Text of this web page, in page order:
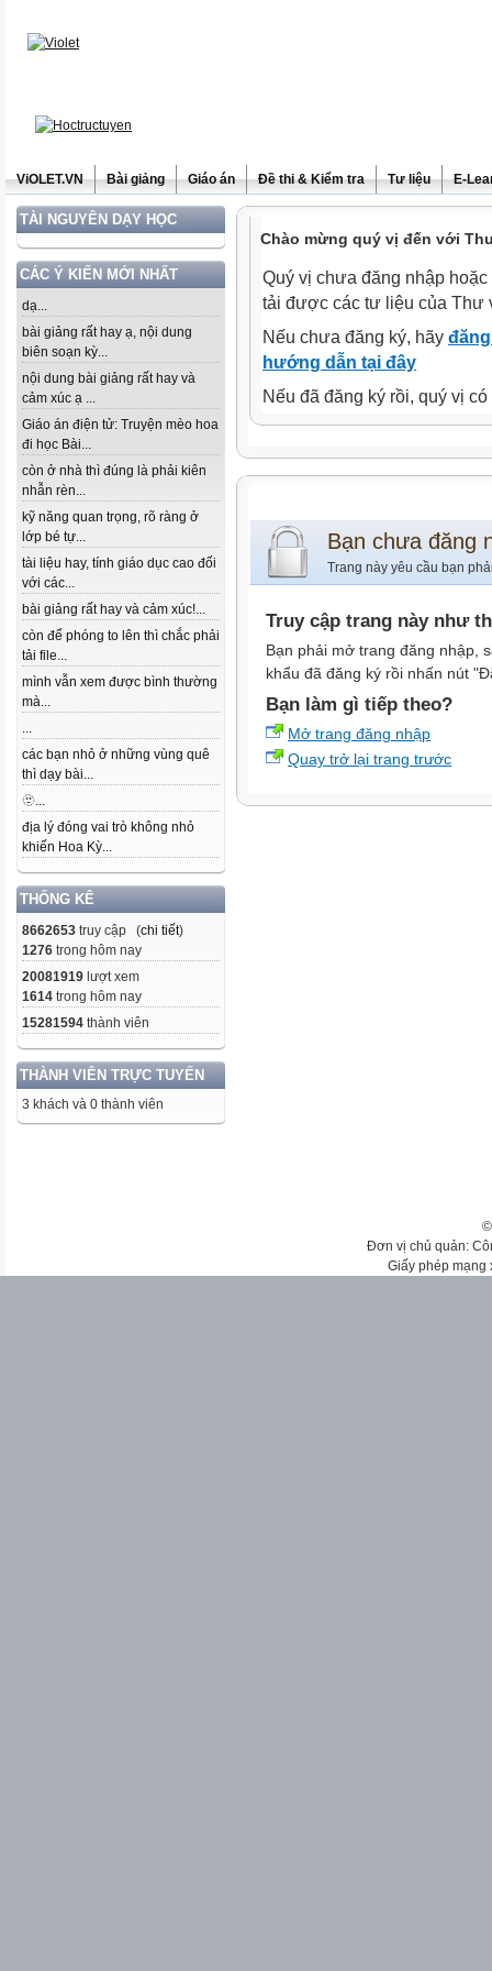
ViOLET.VN Bài giảng Giáo án Đề thi & Kiểm tra Tư liệu E-
TÀI NGUYÊN DẠY HỌC
CÁC Ý KIẾN MỚI NHẤT
dạ...
bài giảng rất hay ạ, nội dung
biên soạn kỳ...
nội dung bài giảng rất hay và
cảm xúc ạ ...
Giáo án điện tử: Truyện mèo hoa
đi học Bài...
còn ở nhà thì đúng là phải kiên
nhẫn rèn...
kỹ năng quan trọng, rõ ràng ở
lớp bé tự...
tài liệu hay, tính giáo dục cao đối
với các...
bài giảng rất hay và cảm xúc!...
còn để phóng to lên thì chắc phải
tải file...
mình vẫn xem được bình thường
mà...
...
các bạn nhỏ ở những vùng quê
thì dạy bài...
🫥...
địa lý đóng vai trò không nhỏ
khiến Hoa Kỳ...
THỐNG KÊ
8662653 truy cập (chi tiết)
1276 trong hôm nay
20081919 lượt xem
1614 trong hôm nay
15281594 thành viên
THÀNH VIÊN TRỰC TUYẾN
3 khách và 0 thành viên
Chào mừng quý vị đến với
Quý vị chưa đăng nhập
tải được các tư liệu của Thư
Nếu chưa đăng ký, hãy
hướng dẫn tại đây
Nếu đã đăng ký rồi, quý vị
Bạn chưa đăng
Trang này yêu cầu bạn
Truy cập trang này như
Bạn phải mở trang đăng nhập,
khẩu đã đăng ký rồi nhấn nút
Bạn làm gì tiếp theo?
Mở trang đăng nhập
Quay trở lại trang trước
Đơn vị chủ quản:
Giấy phép mạng